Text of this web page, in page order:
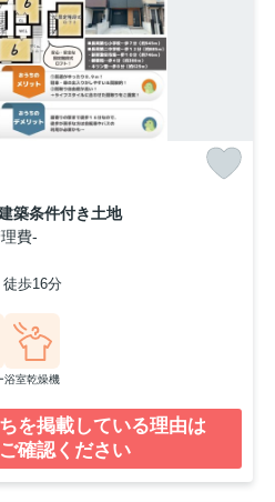
条件付き土地
費-
歩16分
浴室乾燥機
を掲載している理由は
確認ください